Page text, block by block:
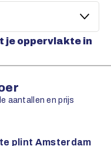
je oppervlakte in
aantallen en prijs
plint Amsterdam